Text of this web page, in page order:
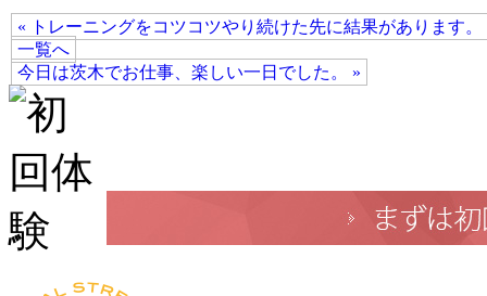
« トレーニングをコツコツやり続けた先に結果があります。
一覧へ
今日は茨木でお仕事、楽しい一日でした。 »